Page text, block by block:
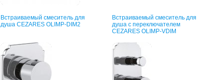
Встраиваемый смеситель для
душа CEZARES OLIMP-DIM2
Встраиваемый смеситель для
душа с переключателем
CEZARES OLIMP-VDIM